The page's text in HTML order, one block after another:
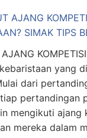
yang
dari
pertandingan
mengikuti ajang
mereka dalam